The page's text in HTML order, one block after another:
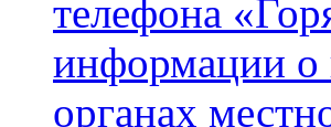
телефона
информации о
органах